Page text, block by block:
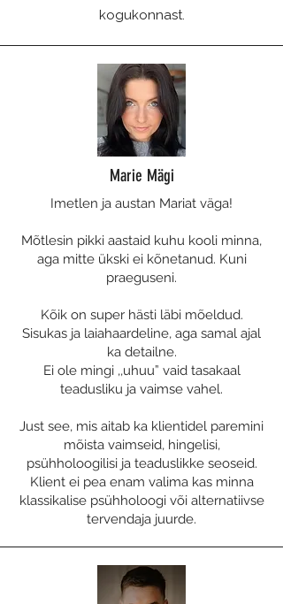
kogukonnast.
Marie Mägi
Imetlen ja austan Mariat väga!
Mõtlesin pikki aastaid kuhu kooli minna,
aga mitte ükski ei kõnetanud. Kuni
praeguseni.
Kõik on super hästi läbi mõeldud.
Sisukas ja laiahaardeline, aga samal ajal
ka detailne.
Ei ole mingi ,,uhuu” vaid tasakaal
teadusliku ja vaimse vahel.
Just see, mis aitab ka klientidel paremini
mõista vaimseid, hingelisi,
psühholoogilisi ja teaduslikke seoseid.
Klient ei pea enam valima kas minna
klassikalise psühholoogi või alternatiivse
tervendaja juurde.